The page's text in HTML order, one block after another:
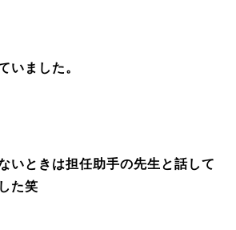
いました。
いときは担任助手の先生と話して
た笑